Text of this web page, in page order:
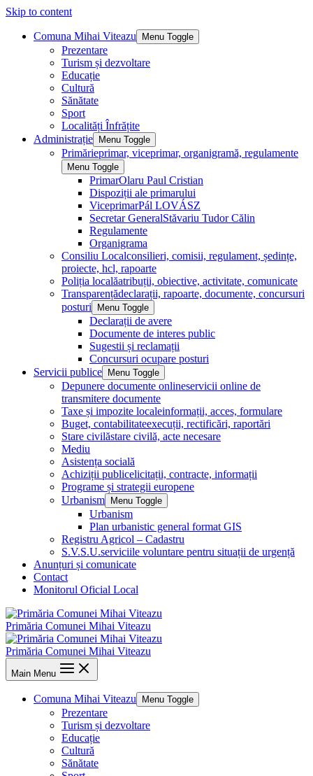
Skip to content
Comuna Mihai Viteazu Menu Toggle
Prezentare
Turism și dezvoltare
Educație
Cultură
Sănătate
Sport
Localități Înfrățite
Administrație
Menu Toggle
Primărieprimar, viceprimar, organigramă, regulamente
Menu Toggle
PrimarOlaru Paul Cristian
Dispoziții ale primarului
ViceprimarPál LOVÁSZ
Secretar GeneralStăvariu Tudor Călin
Regulamente
Organigrama
Consiliu Localconsilieri, comisii, regulament, ședințe,
proiecte, hcl, rapoarte
Poliția localăatribuții, obiective, activitate, comunicate
Transparențădeclarații, rapoarte, documente, concursuri
posturi
Menu Toggle
Declarații de avere
Documente de interes public
Sugestii și reclamații
Concursuri ocupare posturi
Servicii publice
Menu Toggle
Depunere documente onlineservicii online de
transmitere documente
Taxe și impozite localeinformații, acces, formulare
Buget, contabilitateexecuții, rectificări, raportări
Stare civilăstare civilă, acte necesare
Mediu
Asistența socială
Achiziții publicelicitații, contracte, informații
Programe și strategii europene
Urbanism
Menu Toggle
Urbanism
Plan urbanistic general format GIS
Registru Agricol – Cadastru
S.V.S.U.serviciile voluntare pentru situații de urgență
Anunțuri și comunicate
Contact
Monitorul Oficial Local
Primăria Comunei Mihai Viteazu
Primăria Comunei Mihai Viteazu
Main Menu
Comuna Mihai Viteazu Menu Toggle
Prezentare
Turism și dezvoltare
Educație
Cultură
Sănătate